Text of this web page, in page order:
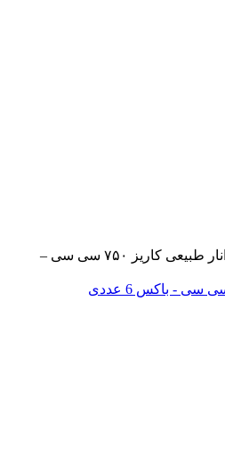
آب انار طبیعی کاریز ۷۵۰ سی سی –